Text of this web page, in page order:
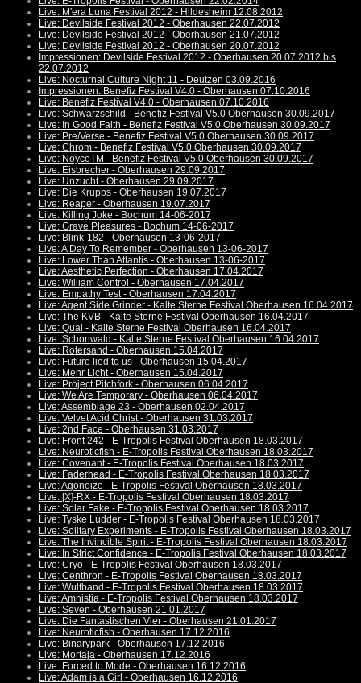
Live: M'era Luna Festival 2012 - Hildesheim 12.08.2012
Live: Devilside Festival 2012 - Oberhausen 22.07.2012
Live: Devilside Festival 2012 - Oberhausen 21.07.2012
Live: Devilside Festival 2012 - Oberhausen 20.07.2012
Impressionen: Devilside Festival 2012 - Oberhausen 20.07.2012 bis
22.07.2012
Live: Nocturnal Culture Night 11 - Deutzen 03.09.2016
Impressionen: Benefiz Festival V4.0 - Oberhausen 07.10.2016
Live: Benefiz Festival V4.0 - Oberhausen 07.10.2016
Live: Schwarzschild - Benefiz Festival V5.0 Oberhausen 30.09.2017
Live: In Good Faith - Benefiz Festival V5.0 Oberhausen 30.09.2017
Live: Pre/Verse - Benefiz Festival V5.0 Oberhausen 30.09.2017
Live: Chrom - Benefiz Festival V5.0 Oberhausen 30.09.2017
Live: NoyceTM - Benefiz Festival V5.0 Oberhausen 30.09.2017
Live: Eisbrecher - Oberhausen 29.09.2017
Live: Unzucht - Oberhausen 29.09.2017
Live: Die Krupps - Oberhausen 19.07.2017
Live: Reaper - Oberhausen 19.07.2017
Live: Killing Joke - Bochum 14-06-2017
Live: Grave Pleasures - Bochum 14-06-2017
Live: Blink-182 - Oberhausen 13-06-2017
Live: A Day To Remember - Oberhausen 13-06-2017
Live: Lower Than Atlantis - Oberhausen 13-06-2017
Live: Aesthetic Perfection - Oberhausen 17.04.2017
Live: William Control - Oberhausen 17.04.2017
Live: Empathy Test - Oberhausen 17.04.2017
Live: Agent Side Grinder - Kalte Sterne Festival Oberhausen 16.04.2017
Live: The KVB - Kalte Sterne Festival Oberhausen 16.04.2017
Live: Qual - Kalte Sterne Festival Oberhausen 16.04.2017
Live: Schonwald - Kalte Sterne Festival Oberhausen 16.04.2017
Live: Rotersand - Oberhausen 15.04.2017
Live: Future lied to us - Oberhausen 15.04.2017
Live: Mehr Licht - Oberhausen 15.04.2017
Live: Project Pitchfork - Oberhausen 06.04.2017
Live: We Are Temporary - Oberhausen 06.04.2017
Live: Assemblage 23 - Oberhausen 02.04.2017
Live: Velvet Acid Christ - Oberhausen 31.03.2017
Live: 2nd Face - Oberhausen 31.03.2017
Live: Front 242 - E-Tropolis Festival Oberhausen 18.03.2017
Live: Neuroticfish - E-Tropolis Festival Oberhausen 18.03.2017
Live: Covenant - E-Tropolis Festival Oberhausen 18.03.2017
Live: Faderhead - E-Tropolis Festival Oberhausen 18.03.2017
Live: Agonoize - E-Tropolis Festival Oberhausen 18.03.2017
Live: [X]-RX - E-Tropolis Festival Oberhausen 18.03.2017
Live: Solar Fake - E-Tropolis Festival Oberhausen 18.03.2017
Live: Tyske Ludder - E-Tropolis Festival Oberhausen 18.03.2017
Live: Solitary Experiments - E-Tropolis Festival Oberhausen 18.03.2017
Live: The Invincible Spirit - E-Tropolis Festival Oberhausen 18.03.2017
Live: In Strict Confidence - E-Tropolis Festival Oberhausen 18.03.2017
Live: Cryo - E-Tropolis Festival Oberhausen 18.03.2017
Live: Centhron - E-Tropolis Festival Oberhausen 18.03.2017
Live: Wulfband - E-Tropolis Festival Oberhausen 18.03.2017
Live: Amnistia - E-Tropolis Festival Oberhausen 18.03.2017
Live: Seven - Oberhausen 21.01.2017
Live: Die Fantastischen Vier - Oberhausen 21.01.2017
Live: Neuroticfish - Oberhausen 17.12.2016
Live: Binarypark - Oberhausen 17.12.2016
Live: Mortaja - Oberhausen 17.12.2016
Live: Forced to Mode - Oberhausen 16.12.2016
Live: Adam is a Girl - Oberhausen 16.12.2016